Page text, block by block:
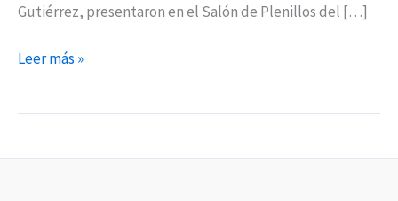
Gutiérrez, presentaron en el Salón de Plenillos del […]
Leer más »